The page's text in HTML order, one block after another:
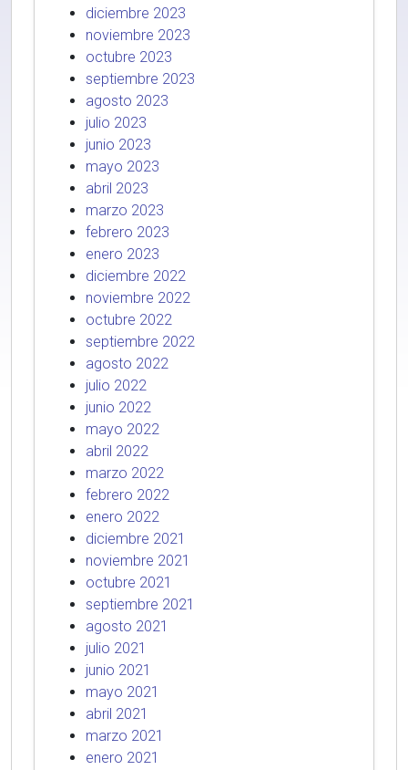
diciembre 2023
noviembre 2023
octubre 2023
septiembre 2023
agosto 2023
julio 2023
junio 2023
mayo 2023
abril 2023
marzo 2023
febrero 2023
enero 2023
diciembre 2022
noviembre 2022
octubre 2022
septiembre 2022
agosto 2022
julio 2022
junio 2022
mayo 2022
abril 2022
marzo 2022
febrero 2022
enero 2022
diciembre 2021
noviembre 2021
octubre 2021
septiembre 2021
agosto 2021
julio 2021
junio 2021
mayo 2021
abril 2021
marzo 2021
enero 2021